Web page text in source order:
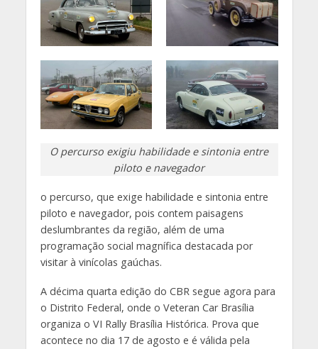
O percurso exigiu habilidade e sintonia entre
piloto e navegador
o percurso, que exige habilidade e sintonia entre
piloto e navegador, pois contem paisagens
deslumbrantes da região, além de uma
programação social magnífica destacada por
visitar à vinícolas gaúchas.
A décima quarta edição do CBR segue agora para
o Distrito Federal, onde o Veteran Car Brasília
organiza o VI Rally Brasília Histórica. Prova que
acontece no dia 17 de agosto e é válida pela